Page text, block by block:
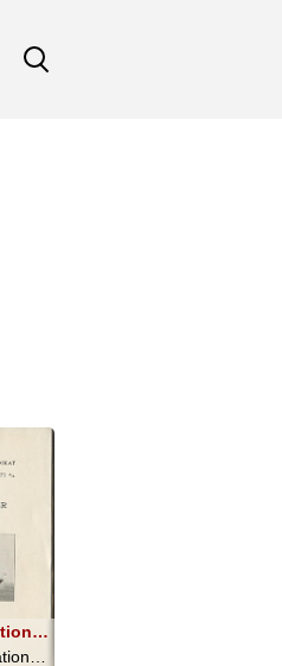
Toneradiostationer for skibe